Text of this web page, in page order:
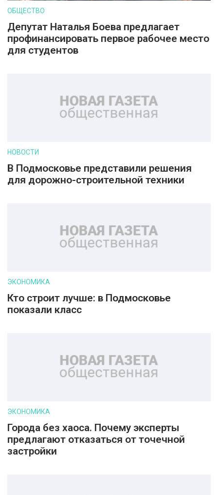
ОБЩЕСТВО
Депутат Наталья Боева предлагает
профинансировать первое рабочее место
для студентов
НОВОСТИ
В Подмосковье представили решения
для дорожно-строительной техники
ЭКОНОМИКА
Кто строит лучше: в Подмосковье
показали класс
ЭКОНОМИКА
Города без хаоса. Почему эксперты
предлагают отказаться от точечной
застройки